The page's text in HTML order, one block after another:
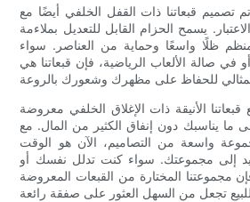
تم تصميم قبعاتنا ذات القفل الخلفي أيضًا مع
يسمح الحزام القابل للتعديل بملاءمة
ظلًا واسعًا وحماية من العناصر. سواء
صالة الألعاب الرياضية، فإن قبعاتنا هي
الأنيقة ذات الإغلاق الخلفي معروضة
ما يناسبك دون إنفاق الكثير من المال. مع
واسعة من التصاميم، الآن هو الوقت
إلى مجموعتك. سواء كنت تدلل نفسك أو
مجموعتنا المختارة من القبعات المعروضة